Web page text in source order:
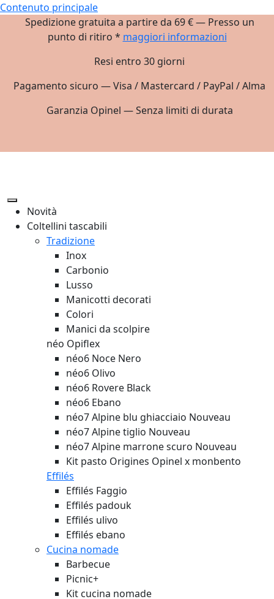
Contenuto principale
Spedizione gratuita a partire da 69 € — Presso un
punto di ritiro * maggiori informazioni
Resi entro 30 giorni
Pagamento sicuro — Visa / Mastercard / PayPal / Alma
Garanzia Opinel — Senza limiti di durata
Novità
Coltellini tascabili
Tradizione
Inox
Carbonio
Lusso
Manicotti decorati
Colori
Manici da scolpire
néo Opiflex
néo6 Noce Nero
néo6 Olivo
néo6 Rovere Black
néo6 Ebano
néo7 Alpine blu ghiacciaio Nouveau
néo7 Alpine tiglio Nouveau
néo7 Alpine marrone scuro Nouveau
Kit pasto Origines Opinel x monbento
Effilés
Effilés Faggio
Effilés padouk
Effilés ulivo
Effilés ebano
Cucina nomade
Barbecue
Picnic+
Kit cucina nomade